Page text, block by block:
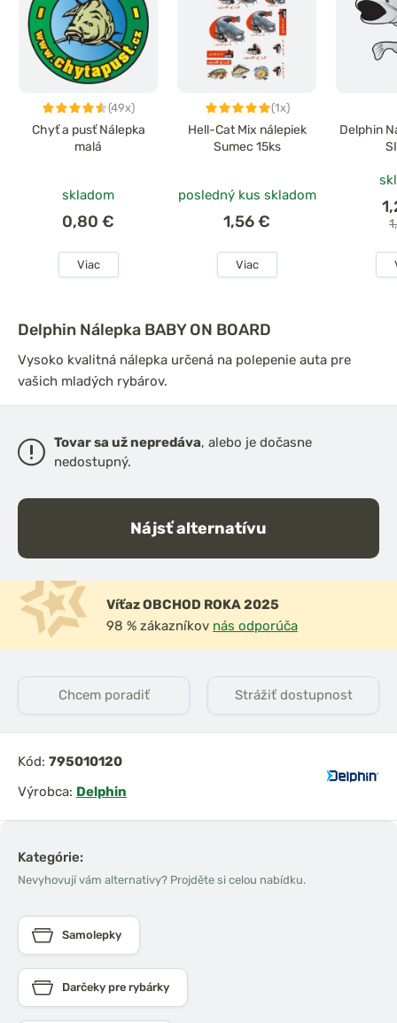
(49x)
Chyť a pusť Nálepka
malá
skladom
0,80 €
Viac
(1x)
Hell-Cat Mix nálepiek
Sumec 15ks
posledný kus skladom
1,56 €
Viac
Delphin
Delphin Nálepka BABY ON BOARD
Vysoko kvalitná nálepka určená na polepenie auta pre
vašich mladých rybárov.
Tovar sa už nepredáva, alebo je dočasne
nedostupný.
Nájsť alternatívu
Víťaz OBCHOD ROKA 2025
98 % zákazníkov nás odporúča
Chcem poradiť Strážiť dostupnost
Kód: 795010120
Výrobca: Delphin
Kategórie:
Nevyhovují vám alternativy? Projděte si celou nabídku.
Samolepky
Darčeky pre rybárky